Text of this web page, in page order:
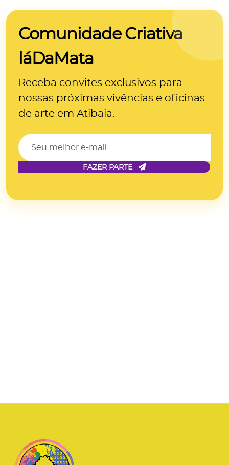
Comunidade Criativa
láDaMata
Receba convites exclusivos para
nossas próximas vivências e oficinas
de arte em Atibaia.
FAZER PARTE